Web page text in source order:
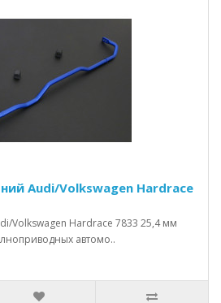
Audi/Volkswagen Hardrace
Volkswagen Hardrace 7833 25,4 мм
автомо..